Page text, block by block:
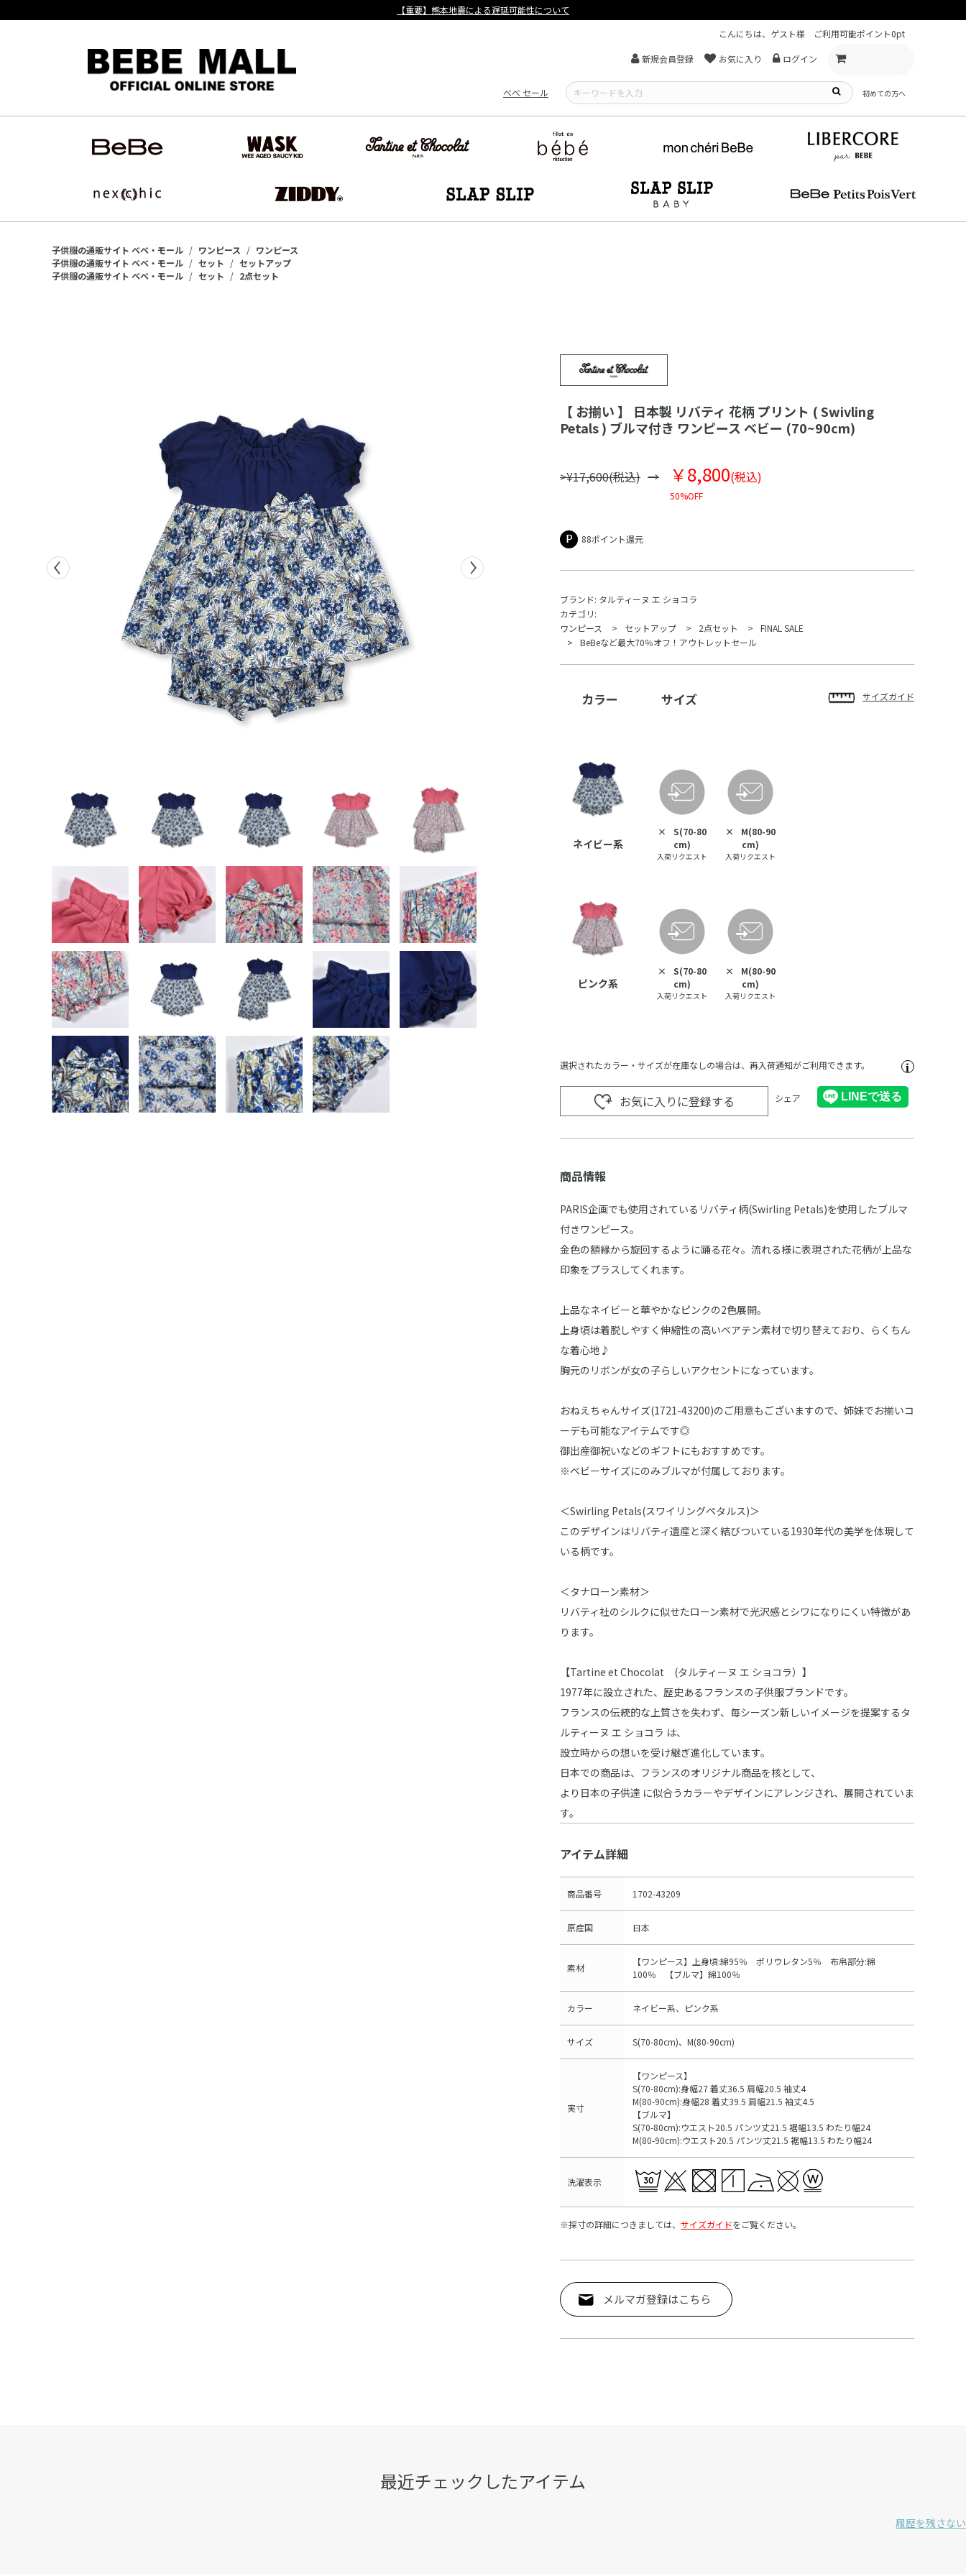
【重要】熊本地震による遅延可能性について
こんにちは、ゲスト様
ご利用可能ポイント0pt
新規会員登録 お気に入り ログイン
べべ セール 初めての方へ
子供服の通販サイト ベベ・モール ワンピース
ワンピース
子供服の通販サイト ベベ・モール
セット
セットアップ
子供服の通販サイト ベベ・モール
セット 2点セット
【 お揃い 】 日本製 リバティ 花柄 プリント ( Swivling
Petals ) ブルマ付き ワンピース ベビー (70~90cm)
>¥17,600(税込) ￥8,800(税込)
50%OFF
88ポイント還元
ブランド: タルティーヌ エ ショコラ
カテゴリ:
ワンピース
セットアップ 2点セット
FINAL SALE
BeBeなど最大70％オフ！アウトレットセール
カラー サイズ サイズガイド
ネイビー系
×
S(70-80
cm)
入荷リクエスト
×
M(80-90
cm)
入荷リクエスト
ピンク系
×
S(70-80
cm)
入荷リクエスト
×
M(80-90
cm)
入荷リクエスト
選択されたカラー・サイズが在庫なしの場合は、再入荷通知がご利用できます。
お気に入りに登録する シェア
商品情報
PARIS企画でも使用されているリバティ柄(Swirling Petals)を使用したブルマ
付きワンピース。
金色の額縁から旋回するように踊る花々。流れる様に表現された花柄が上品な
印象をプラスしてくれます。
上品なネイビーと華やかなピンクの2色展開。
上身頃は着脱しやすく伸縮性の高いベアテン素材で切り替えており、らくちん
な着心地♪
胸元のリボンが女の子らしいアクセントになっています。
おねえちゃんサイズ(1721-43200)のご用意もございますので、姉妹でお揃いコ
ーデも可能なアイテムです◎
御出産御祝いなどのギフトにもおすすめです。
※ベビーサイズにのみブルマが付属しております。
＜Swirling Petals(スワイリングペタルス)＞
このデザインはリバティ遺産と深く結びついている1930年代の美学を体現して
いる柄です。
＜タナローン素材＞
リバティ社のシルクに似せたローン素材で光沢感とシワになりにくい特徴があ
ります。
【Tartine et Chocolat (タルティーヌ エ ショコラ）】
1977年に設立された、歴史あるフランスの子供服ブランドです。
フランスの伝統的な上質さを失わず、毎シーズン新しいイメージを提案するタ
ルティーヌ エ ショコラ は、
設立時からの想いを受け継ぎ進化しています。
日本での商品は、フランスのオリジナル商品を核として、
より日本の子供達 に似合うカラーやデザインにアレンジされ、展開されていま
す。
アイテム詳細
商品番号 1702-43209
原産国 日本
素材
【ワンピース】上身頃:綿95％ ポリウレタン5％ 布帛部分:綿
100％ 【ブルマ】綿100％
カラー ネイビー系、ピンク系
サイズ S(70-80cm)、M(80-90cm)
実寸
【ワンピース】
S(70-80cm):身幅27 着丈36.5 肩幅20.5 袖丈4
M(80-90cm):身幅28 着丈39.5 肩幅21.5 袖丈4.5
【ブルマ】
S(70-80cm):ウエスト20.5 パンツ丈21.5 裾幅13.5 わたり幅24
M(80-90cm):ウエスト20.5 パンツ丈21.5 裾幅13.5 わたり幅24
洗濯表示
※採寸の詳細につきましては、 サイズガイドをご覧ください。
メルマガ登録はこちら
最近チェックしたアイテム
履歴を残さない